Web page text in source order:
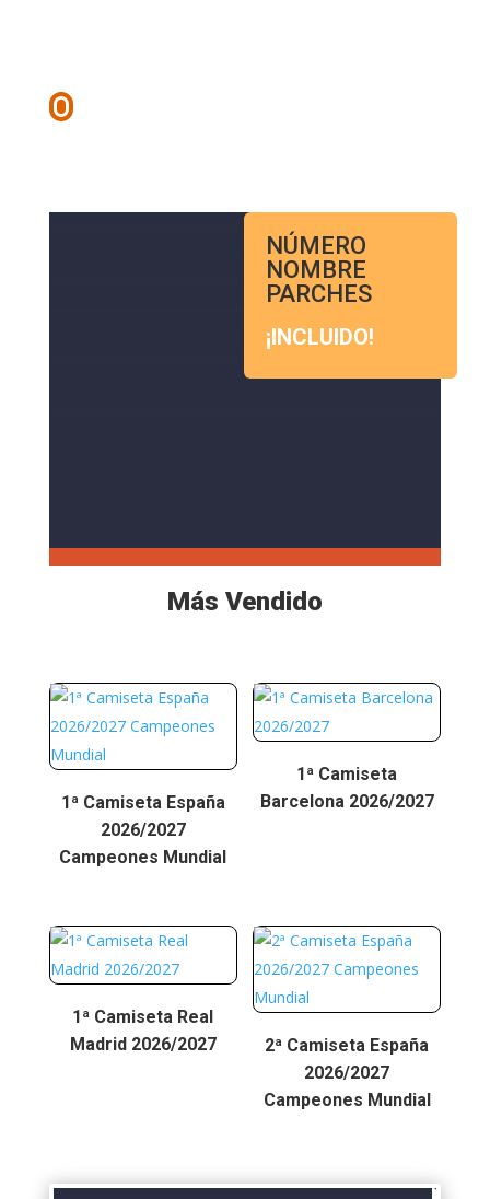
NÚMERO
NOMBRE
PARCHES
¡INCLUIDO!
Más Vendido
1ª Camiseta España
2026/2027
Campeones Mundial
1ª Camiseta
Barcelona 2026/2027
1ª Camiseta Real
Madrid 2026/2027
2ª Camiseta España
2026/2027
Campeones Mundial